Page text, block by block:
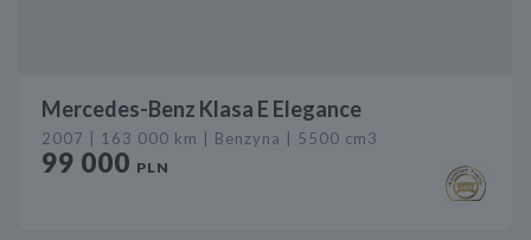
Mercedes-Benz Klasa E Elegance
2007 | 163 000 km | Benzyna | 5500 cm3
99 000 PLN